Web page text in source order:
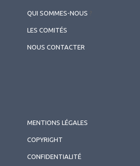
QUI SOMMES-NOUS
LES COMITÉS
NOUS CONTACTER
MENTIONS LÉGALES
COPYRIGHT
CONFIDENTIALITÉ